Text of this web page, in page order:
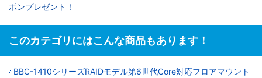
ポンプレゼント！
このカテゴリにはこんな商品もあります！
BBC-1410シリーズRAIDモデル第6世代Core対応フロアマウント